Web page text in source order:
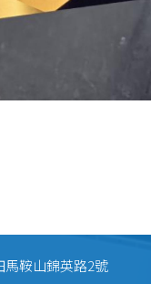
馬鞍山錦英路2號